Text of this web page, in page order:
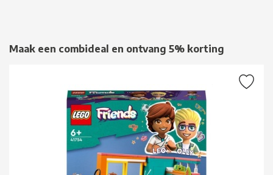
Maak een combideal en ontvang 5% korting